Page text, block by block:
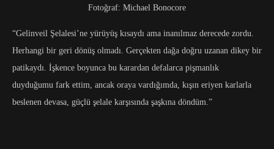
Fotoğraf: Michael Bonocore
“Gelinveil Şelalesi’ne yürüyüş kısaydı ama inanılmaz derecede zordu.
Herhangi bir geri dönüş olmadı. Gerçekten dağa doğru uzanan dikey bir
patikaydı. İşkence boyunca bu karardan defalarca pişmanlık
duyduğumu fark ettim, ancak oraya vardığımda, kışın eriyen karlarla
beslenen devasa, güçlü şelale karşısında şaşkına döndüm.”